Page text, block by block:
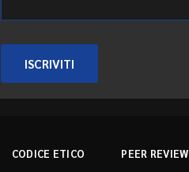
ISCRIVITI
CODICE ETICO PEER REVIEW